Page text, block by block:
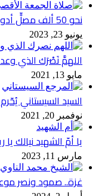
نحو 50 ألف مصلٍّ أدوا صلاة الجمعة في الأقصى
يونيو 23, 2023
اللهمَّ نَصْرَك الذي
مايو 13, 2021
السيد السيستاني يُحّرم
نوفمبر 20, 2021
يا أمّ الشهيد نيالك
مارس 11, 2023
غزة.. صمود ونصر